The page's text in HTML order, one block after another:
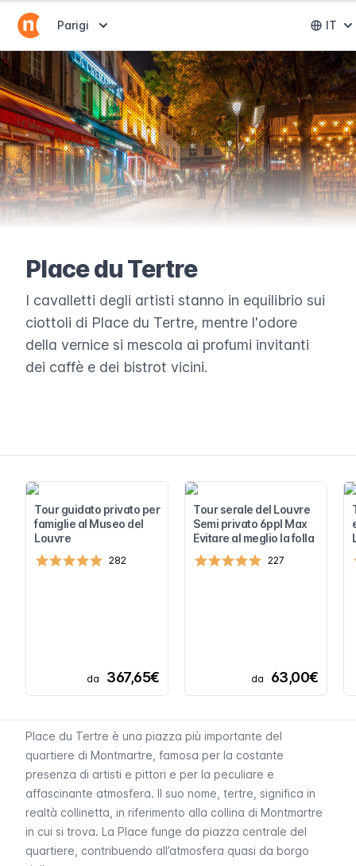
Abrir selector de destinos
Parigi IT
Place du Tertre
I cavalletti degli artisti stanno in equilibrio sui
ciottoli di Place du Tertre, mentre l'odore
della vernice si mescola ai profumi invitanti
dei caffè e dei bistrot vicini.
Tour guidato privato per
famiglie al Museo del
Louvre
282
da 367,65€
Tour serale del Louvre
Semi privato 6ppl Max
Evitare al meglio la folla
227
da 63,00€
Place du Tertre è una piazza più importante del
quartiere di Montmartre , famosa per la costante
presenza di artisti e pittori e per la peculiare e
affascinante atmosfera. Il suo nome, tertre , significa in
realtà collinetta, in riferimento alla collina di Montmartre
in cui si trova. La Place funge da piazza centrale del
quartiere, contribuendo all’atmosfera quasi da borgo